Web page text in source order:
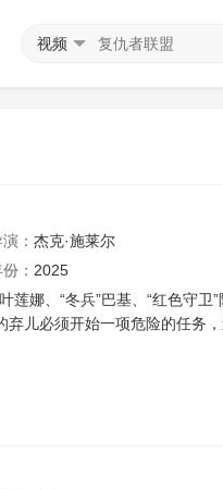
视频
大卫·哈伯 怀亚特·罗素
： 杰克·施莱尔
： 2025
娜、“冬兵”巴基、“红色守卫”
儿必须开始一项危险的任务